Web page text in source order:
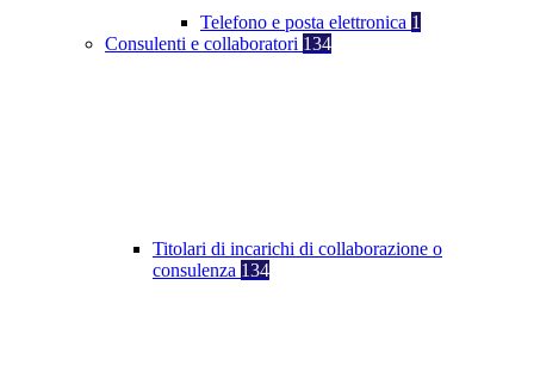
Telefono e posta elettronica 1
Consulenti e collaboratori 134
Titolari di incarichi di collaborazione o
consulenza 134